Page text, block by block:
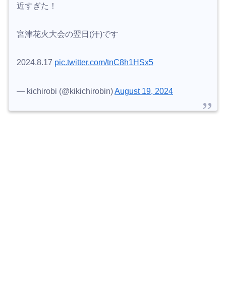
近すぎた！
宮津花火大会の翌日(汗)です
2024.8.17 pic.twitter.com/tnC8h1HSx5
— kichirobi (@kikichirobin)August 19, 2024